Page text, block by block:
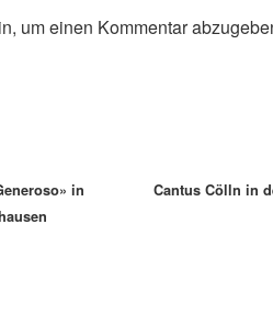
um einen Kommentar
in
Cantus Cölln in